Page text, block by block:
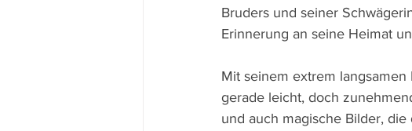
Bruders und seiner
Erinnerung an seine Heimat
Mit seinem extrem
gerade leicht, doch
und auch magische Bilder,